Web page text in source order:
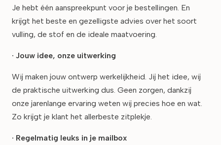
Je hebt één aanspreekpunt voor je bestellingen. En
krijgt het beste en gezelligste advies over het soort
vulling, de stof en de ideale maatvoering.
· Jouw idee, onze uitwerking
Wij maken jouw ontwerp werkelijkheid. Jij het idee, wij
de praktische uitwerking dus. Geen zorgen, dankzij
onze jarenlange ervaring weten wij precies hoe en wat.
Zo krijgt je klant het allerbeste zitplekje.
· Regelmatig leuks in je mailbox